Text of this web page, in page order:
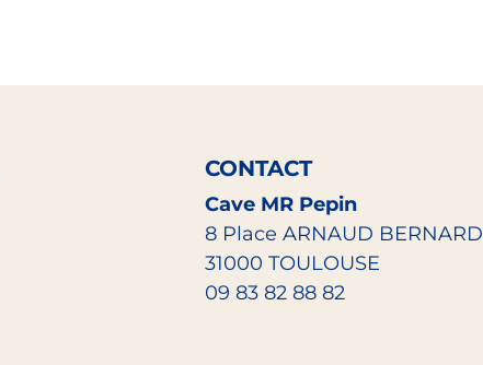
CONTACT
Cave MR Pepin
8 Place ARNAUD BERNARD
31000 TOULOUSE
09 83 82 88 82